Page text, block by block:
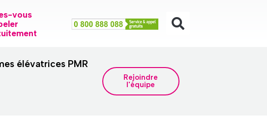
vous
élévatrices PMR
Rejoindre
l'équipe